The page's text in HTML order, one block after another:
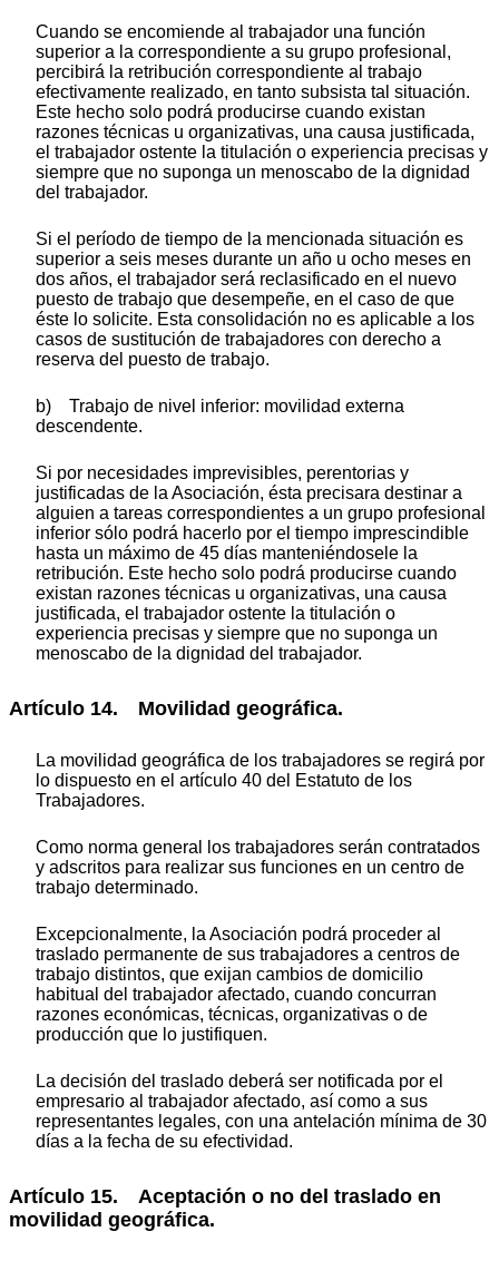
Cuando se encomiende al trabajador una función
superior a la correspondiente a su grupo profesional,
percibirá la retribución correspondiente al trabajo
efectivamente realizado, en tanto subsista tal situación.
Este hecho solo podrá producirse cuando existan
razones técnicas u organizativas, una causa justificada,
el trabajador ostente la titulación o experiencia precisas y
siempre que no suponga un menoscabo de la dignidad
del trabajador.
Si el período de tiempo de la mencionada situación es
superior a seis meses durante un año u ocho meses en
dos años, el trabajador será reclasificado en el nuevo
puesto de trabajo que desempeñe, en el caso de que
éste lo solicite. Esta consolidación no es aplicable a los
casos de sustitución de trabajadores con derecho a
reserva del puesto de trabajo.
b) Trabajo de nivel inferior: movilidad externa
descendente.
Si por necesidades imprevisibles, perentorias y
justificadas de la Asociación, ésta precisara destinar a
alguien a tareas correspondientes a un grupo profesional
inferior sólo podrá hacerlo por el tiempo imprescindible
hasta un máximo de 45 días manteniéndosele la
retribución. Este hecho solo podrá producirse cuando
existan razones técnicas u organizativas, una causa
justificada, el trabajador ostente la titulación o
experiencia precisas y siempre que no suponga un
menoscabo de la dignidad del trabajador.
Artículo 14. Movilidad geográfica.
La movilidad geográfica de los trabajadores se regirá por
lo dispuesto en el artículo 40 del Estatuto de los
Trabajadores.
Como norma general los trabajadores serán contratados
y adscritos para realizar sus funciones en un centro de
trabajo determinado.
Excepcionalmente, la Asociación podrá proceder al
traslado permanente de sus trabajadores a centros de
trabajo distintos, que exijan cambios de domicilio
habitual del trabajador afectado, cuando concurran
razones económicas, técnicas, organizativas o de
producción que lo justifiquen.
La decisión del traslado deberá ser notificada por el
empresario al trabajador afectado, así como a sus
representantes legales, con una antelación mínima de 30
días a la fecha de su efectividad.
Artículo 15. Aceptación o no del traslado en
movilidad geográfica.